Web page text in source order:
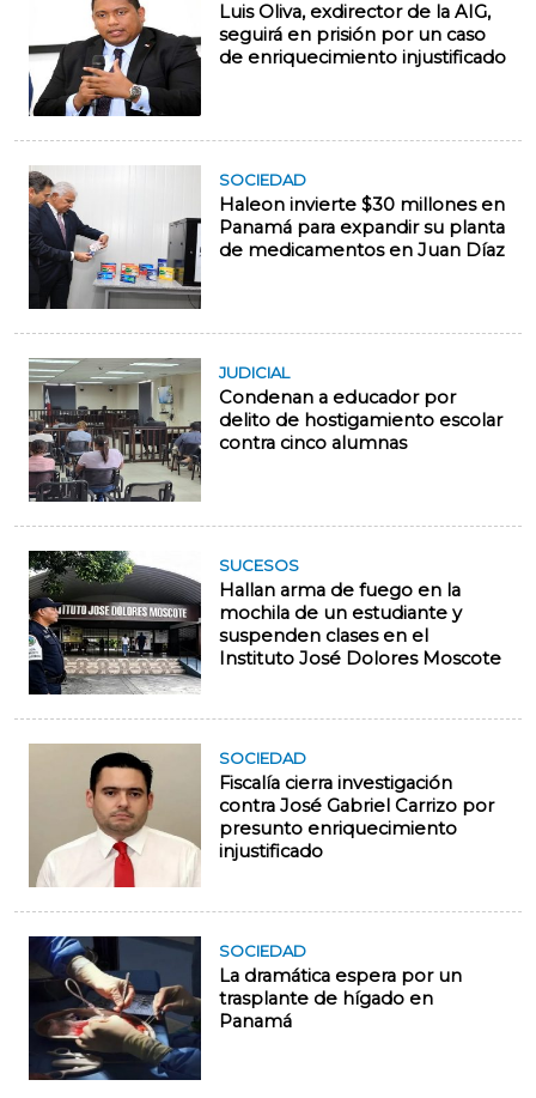
Luis Oliva, exdirector de la AIG,
seguirá en prisión por un caso
de enriquecimiento injustificado
SOCIEDAD
Haleon invierte $30 millones en
Panamá para expandir su planta
de medicamentos en Juan Díaz
JUDICIAL
Condenan a educador por
delito de hostigamiento escolar
contra cinco alumnas
SUCESOS
Hallan arma de fuego en la
mochila de un estudiante y
suspenden clases en el
Instituto José Dolores Moscote
SOCIEDAD
Fiscalía cierra investigación
contra José Gabriel Carrizo por
presunto enriquecimiento
injustificado
SOCIEDAD
La dramática espera por un
trasplante de hígado en
Panamá